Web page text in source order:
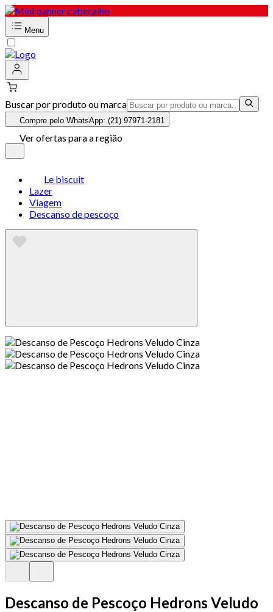
Menu
Buscar por produto ou marca
Compre pelo WhatsApp: (21) 97971-2181
Ver ofertas para a região
Le biscuit
Lazer
Viagem
Descanso de pescoço
Descanso de Pescoço Hedrons Veludo